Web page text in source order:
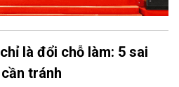
là đổi chỗ làm: 5 sai
tránh